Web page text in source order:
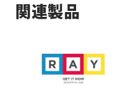
関連製品